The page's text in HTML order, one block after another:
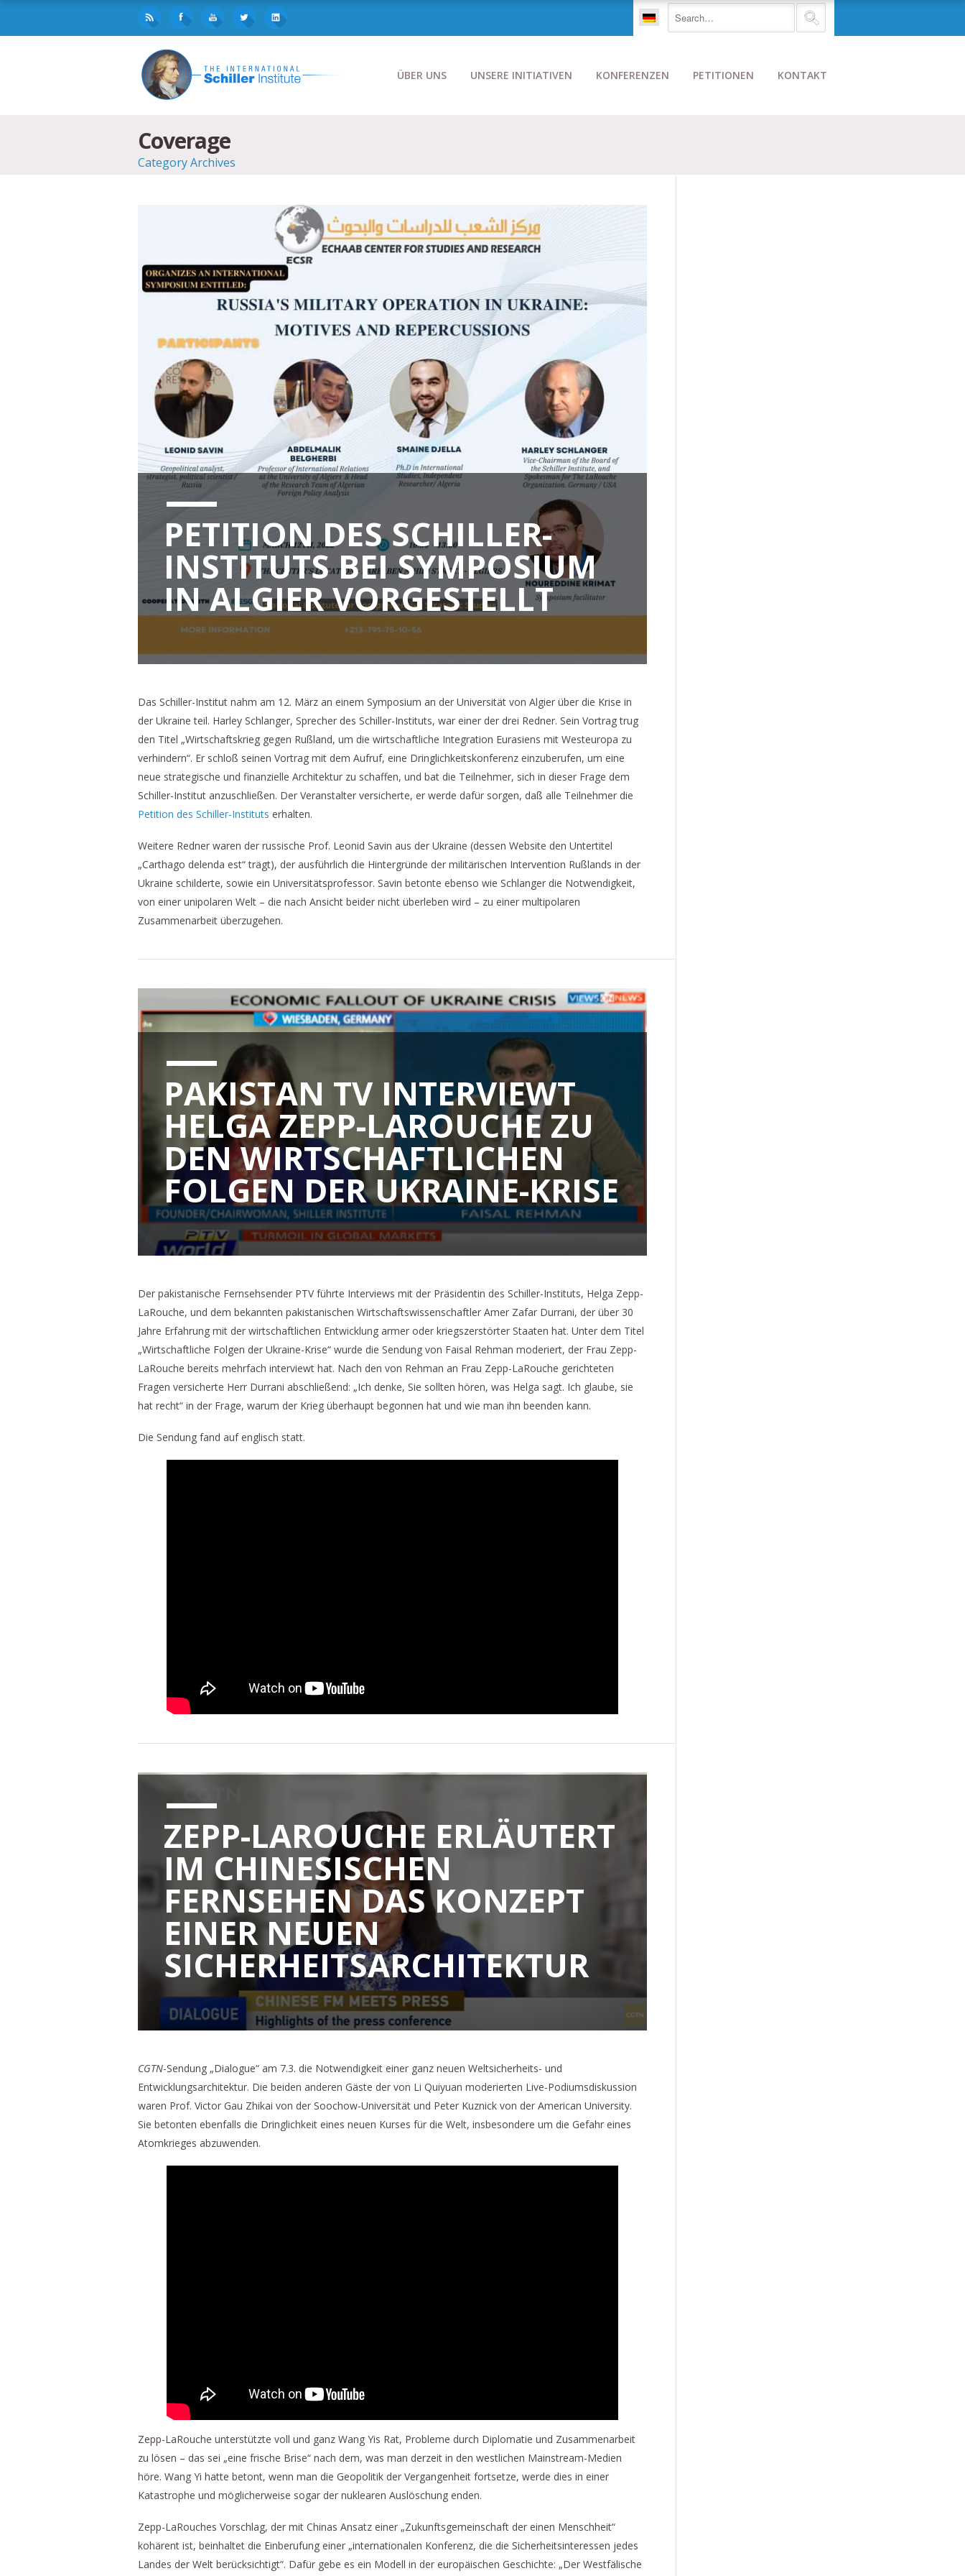
ÜBER UNS UNSERE INITIATIVEN KONFERENZEN PETITIONEN KONTAKT
Coverage
Category Archives
PETITION DES SCHILLER-
INSTITUTS BEI SYMPOSIUM
IN ALGIER VORGESTELLT
Das Schiller-Institut nahm am 12. März an einem Symposium an der Universität von Algier über die Krise in
der Ukraine teil. Harley Schlanger, Sprecher des Schiller-Instituts, war einer der drei Redner. Sein Vortrag trug
den Titel „Wirtschaftskrieg gegen Rußland, um die wirtschaftliche Integration Eurasiens mit Westeuropa zu
verhindern“. Er schloß seinen Vortrag mit dem Aufruf, eine Dringlichkeitskonferenz einzuberufen, um eine
neue strategische und finanzielle Architektur zu schaffen, und bat die Teilnehmer, sich in dieser Frage dem
Schiller-Institut anzuschließen. Der Veranstalter versicherte, er werde dafür sorgen, daß alle Teilnehmer die
Petition des Schiller-Instituts erhalten.
Weitere Redner waren der russische Prof. Leonid Savin aus der Ukraine (dessen Website den Untertitel
„Carthago delenda est“ trägt), der ausführlich die Hintergründe der militärischen Intervention Rußlands in der
Ukraine schilderte, sowie ein Universitätsprofessor. Savin betonte ebenso wie Schlanger die Notwendigkeit,
von einer unipolaren Welt – die nach Ansicht beider nicht überleben wird – zu einer multipolaren
Zusammenarbeit überzugehen.
PAKISTAN TV INTERVIEWT
HELGA ZEPP-LAROUCHE ZU
DEN WIRTSCHAFTLICHEN
FOLGEN DER UKRAINE-KRISE
Der pakistanische Fernsehsender PTV führte Interviews mit der Präsidentin des Schiller-Instituts, Helga Zepp-
LaRouche, und dem bekannten pakistanischen Wirtschaftswissenschaftler Amer Zafar Durrani, der über 30
Jahre Erfahrung mit der wirtschaftlichen Entwicklung armer oder kriegszerstörter Staaten hat. Unter dem Titel
„Wirtschaftliche Folgen der Ukraine-Krise“ wurde die Sendung von Faisal Rehman moderiert, der Frau Zepp-
LaRouche bereits mehrfach interviewt hat. Nach den von Rehman an Frau Zepp-LaRouche gerichteten
Fragen versicherte Herr Durrani abschließend: „Ich denke, Sie sollten hören, was Helga sagt. Ich glaube, sie
hat recht“ in der Frage, warum der Krieg überhaupt begonnen hat und wie man ihn beenden kann.
Die Sendung fand auf englisch statt.
ZEPP-LAROUCHE ERLÄUTERT
IM CHINESISCHEN
FERNSEHEN DAS KONZEPT
EINER NEUEN
SICHERHEITSARCHITEKTUR
CGTN-Sendung „Dialogue“ am 7.3. die Notwendigkeit einer ganz neuen Weltsicherheits- und
Entwicklungsarchitektur. Die beiden anderen Gäste der von Li Quiyuan moderierten Live-Podiumsdiskussion
waren Prof. Victor Gau Zhikai von der Soochow-Universität und Peter Kuznick von der American University.
Sie betonten ebenfalls die Dringlichkeit eines neuen Kurses für die Welt, insbesondere um die Gefahr eines
Atomkrieges abzuwenden.
Zepp-LaRouche unterstützte voll und ganz Wang Yis Rat, Probleme durch Diplomatie und Zusammenarbeit
zu lösen – das sei „eine frische Brise“ nach dem, was man derzeit in den westlichen Mainstream-Medien
höre. Wang Yi hatte betont, wenn man die Geopolitik der Vergangenheit fortsetze, werde dies in einer
Katastrophe und möglicherweise sogar der nuklearen Auslöschung enden.
Zepp-LaRouches Vorschlag, der mit Chinas Ansatz einer „Zukunftsgemeinschaft der einen Menschheit“
kohärent ist, beinhaltet die Einberufung einer „internationalen Konferenz, die die Sicherheitsinteressen jedes
Landes der Welt berücksichtigt“. Dafür gebe es ein Modell in der europäischen Geschichte: „Der Westfälische